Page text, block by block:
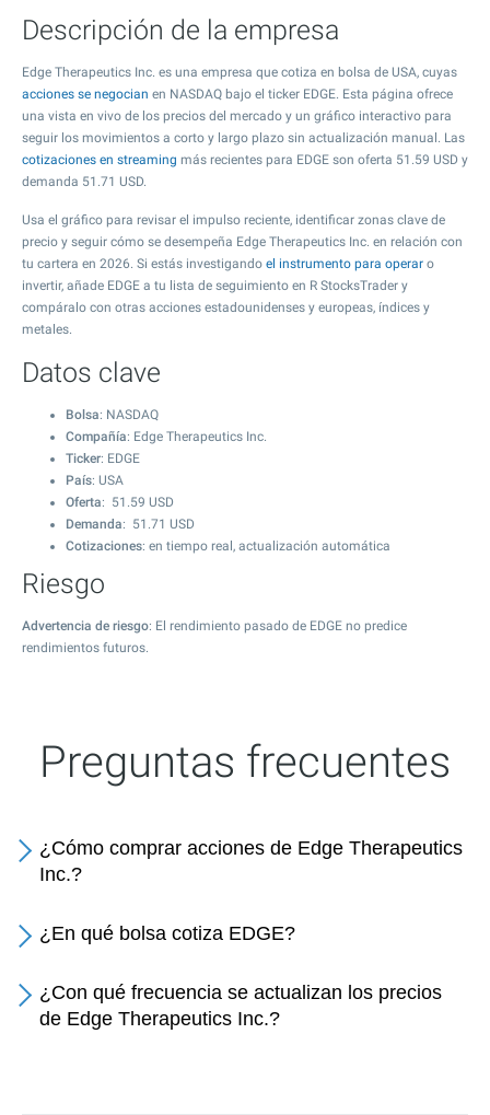
Descripción de la empresa
Edge Therapeutics Inc. es una empresa que cotiza en bolsa de USA, cuyas
acciones se negocian en NASDAQ bajo el ticker EDGE. Esta página ofrece
una vista en vivo de los precios del mercado y un gráfico interactivo para
seguir los movimientos a corto y largo plazo sin actualización manual. Las
cotizaciones en streaming más recientes para EDGE son oferta 51.59 USD y
demanda 51.71 USD.
Usa el gráfico para revisar el impulso reciente, identificar zonas clave de
precio y seguir cómo se desempeña Edge Therapeutics Inc. en relación con
tu cartera en 2026. Si estás investigando el instrumento para operar o
invertir, añade EDGE a tu lista de seguimiento en R StocksTrader y
compáralo con otras acciones estadounidenses y europeas, índices y
metales.
Datos clave
Bolsa: NASDAQ
Compañía: Edge Therapeutics Inc.
Ticker: EDGE
País: USA
Oferta: 51.59 USD
Demanda: 51.71 USD
Cotizaciones: en tiempo real, actualización automática
Riesgo
Advertencia de riesgo: El rendimiento pasado de EDGE no predice
rendimientos futuros.
Preguntas frecuentes
¿Cómo comprar acciones de Edge Therapeutics
Inc.?
¿En qué bolsa cotiza EDGE?
¿Con qué frecuencia se actualizan los precios
de Edge Therapeutics Inc.?